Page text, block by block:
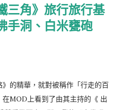
三角》旅行旅行基
手洞、白米甕砲
的精華，就對被稱作「行走的百
MOD上看到了由其主持的《 出